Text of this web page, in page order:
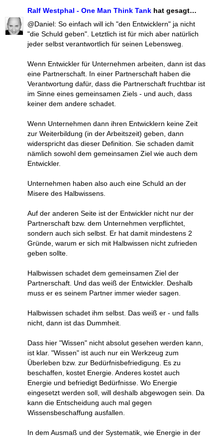
Ralf Westphal - One Man Think Tank hat gesagt…
@Daniel: So einfach will ich "den Entwicklern" ja nicht
"die Schuld geben". Letztlich ist für mich aber natürlich
jeder selbst verantwortlich für seinen Lebensweg.
Wenn Entwickler für Unternehmen arbeiten, dann ist das
eine Partnerschaft. In einer Partnerschaft haben die
Verantwortung dafür, dass die Partnerschaft fruchtbar ist
im Sinne eines gemeinsamen Ziels - und auch, dass
keiner dem andere schadet.
Wenn Unternehmen dann ihren Entwicklern keine Zeit
zur Weiterbildung (in der Arbeitszeit) geben, dann
widerspricht das dieser Definition. Sie schaden damit
nämlich sowohl dem gemeinsamen Ziel wie auch dem
Entwickler.
Unternehmen haben also auch eine Schuld an der
Misere des Halbwissens.
Auf der anderen Seite ist der Entwickler nicht nur der
Partnerschaft bzw. dem Unternehmen verpflichtet,
sondern auch sich selbst. Er hat damit mindestens 2
Gründe, warum er sich mit Halbwissen nicht zufrieden
geben sollte.
Halbwissen schadet dem gemeinsamen Ziel der
Partnerschaft. Und das weiß der Entwickler. Deshalb
muss er es seinem Partner immer wieder sagen.
Halbwissen schadet ihm selbst. Das weiß er - und falls
nicht, dann ist das Dummheit.
Dass hier "Wissen" nicht absolut gesehen werden kann,
ist klar. "Wissen" ist auch nur ein Werkzeug zum
Überleben bzw. zur Bedürfnisbefriedigung. Es zu
beschaffen, kostet Energie. Anderes kostet auch
Energie und befriedigt Bedürfnisse. Wo Energie
eingesetzt werden soll, will deshalb abgewogen sein. Da
kann die Entscheidung auch mal gegen
Wissensbeschaffung ausfallen.
In dem Ausmaß und der Systematik, wie Energie in der